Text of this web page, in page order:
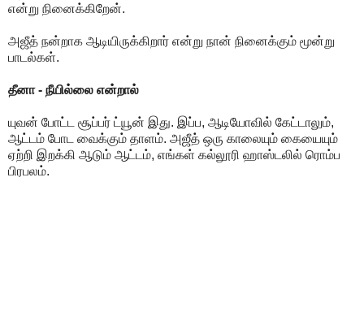
என்று நினைக்கிறேன்.
அஜீத் நன்றாக ஆடியிருக்கிறார் என்று நான் நினைக்கும் மூன்று
பாடல்கள்.
தீனா - நீயில்லை என்றால்
யுவன் போட்ட சூப்பர் ட்யூன் இது. இப்ப, ஆடியோவில் கேட்டாலும்,
ஆட்டம் போட வைக்கும் தாளம். அஜீத் ஒரு காலையும் கையையும்
ஏற்றி இறக்கி ஆடும் ஆட்டம், எங்கள் கல்லூரி ஹாஸ்டலில் ரொம்ப
பிரபலம்.